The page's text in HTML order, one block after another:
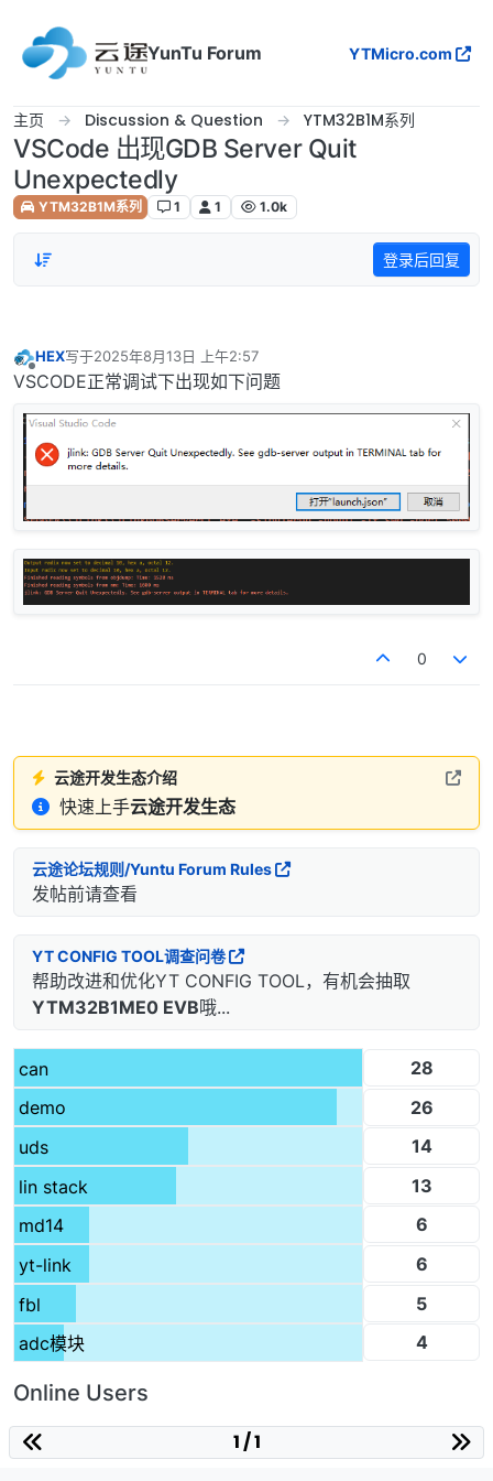
YunTu Forum
YTMicro.com
主页 Discussion & Question YTM32B1M系列
VSCode 出现GDB Server Quit
Unexpectedly
YTM32B1M系列 1 1 1.0k
登录后回复
离线
HEX写于2025年8月13日 上午2:57
最后由 编辑
VSCODE正常调试下出现如下问题
0
云途开发生态介绍
快速上手云途开发生态
云途论坛规则/Yuntu Forum Rules
发帖前请查看
YT CONFIG TOOL调查问卷
帮助改进和优化YT CONFIG TOOL，有机会抽取
YTM32B1ME0 EVB哦...
can
28
demo
26
uds
14
lin stack
13
md14
6
yt-link
6
fbl
5
adc模块
4
Online Users
1 / 1